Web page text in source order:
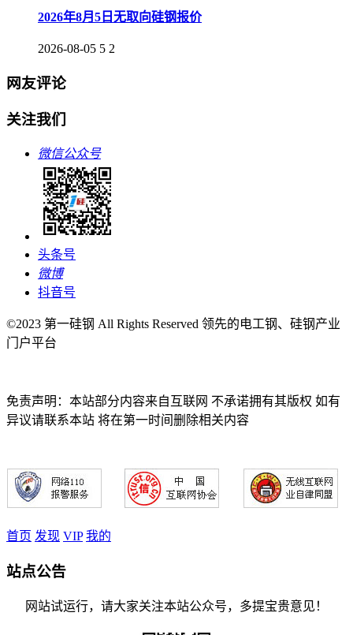
2026年8月5日无取向硅钢报价
2026-08-05 5 2
网友评论
关注我们
微信公众号
头条号
微博
抖音号
©2023 第一硅钢 All Rights Reserved 领先的电工钢、硅钢产业
门户平台
免责声明：本站部分内容来自互联网 不承诺拥有其版权 如有
异议请联系本站 将在第一时间删除相关内容
首页 发现 VIP 我的
站点公告
网站试运行，请大家关注本站公众号，多提宝贵意见！